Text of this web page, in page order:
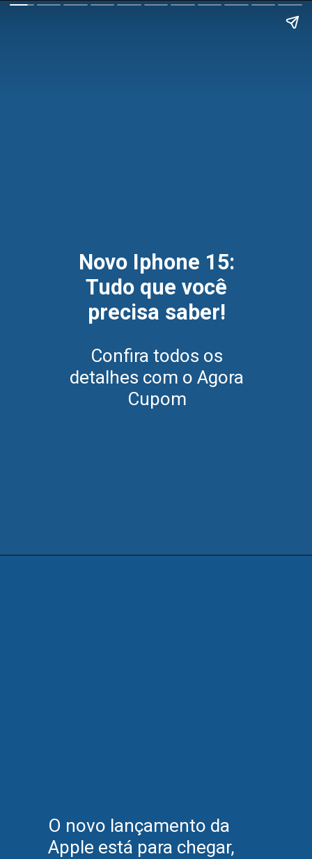
Novo Iphone 15:
Tudo que você
precisa saber!
Confira todos os
detalhes com o Agora
Cupom
O novo lançamento da
Apple está para chegar,